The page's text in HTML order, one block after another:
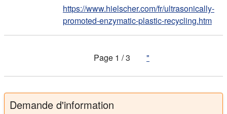
https://www.hielscher.com/fr/ultrasonically-
promoted-enzymatic-plastic-recycling.htm
Page 1 / 3 "
Demande d'information